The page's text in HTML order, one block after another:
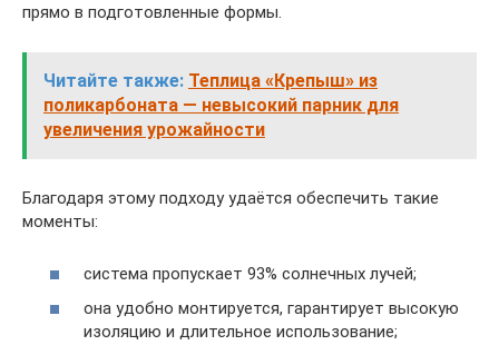
прямо в подготовленные формы.
Читайте также: Теплица «Крепыш» из
поликарбоната — невысокий парник для
увеличения урожайности
Благодаря этому подходу удаётся обеспечить такие
моменты:
система пропускает 93% солнечных лучей;
она удобно монтируется, гарантирует высокую
изоляцию и длительное использование;